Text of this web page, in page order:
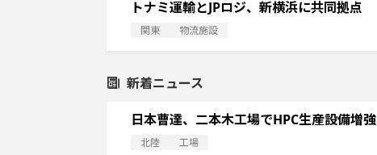
トナミ運輸とJPロジ、新横浜に共同拠点
関東 物流施設
新着ニュース
日本曹達、二本木工場でHPC生産設備増強
北陸 工場